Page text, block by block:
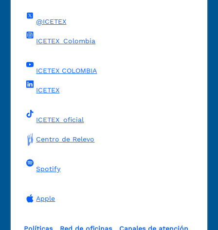
@ICETEX
ICETEX_Colombia
ICETEX COLOMBIA
ICETEX
ICETEX_oficial
Centro de Relevo
Spotify
Apple